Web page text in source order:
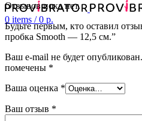
0 items / 0 р.
Отзывов пока нет.
Будьте первым, кто оставил
пробка Smooth — 12,5 см.”
Ваш e-mail не будет опубликован.
помечены *
Ваша оценка *
Ваш отзыв *